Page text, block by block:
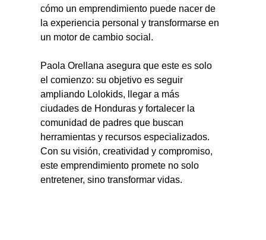
cómo un emprendimiento puede nacer de
la experiencia personal y transformarse en
un motor de cambio social.
Paola Orellana asegura que este es solo
el comienzo: su objetivo es seguir
ampliando Lolokids, llegar a más
ciudades de Honduras y fortalecer la
comunidad de padres que buscan
herramientas y recursos especializados.
Con su visión, creatividad y compromiso,
este emprendimiento promete no solo
entretener, sino transformar vidas.